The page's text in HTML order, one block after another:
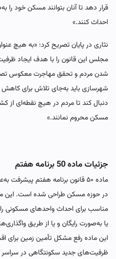
قرار دهد تا آنان بتوانند مسکن خود را
احداث کنند.»
نثاری در پایان تصریح کرد: «به هیچ
مجلس این قانون را با هدف ایجاد
شدن مردم و تحقق مهاجرت معکوس
شهرسازی باید به‌جای تلاش برای کاهش
دنبال کند تا مردم در هیچ نقطه‌ای از
مسکن محروم نمانند.»
جزئیات ماده 50 برنامه هفتم
ماده ۵۰ قانون برنامه هفتم
در حوزه مسکن طراحی شده است. این
مناسب برای احداث واحدهای مسکونی را
این ماده رفع مشکل تأمین زمین برای
ظرفیت‌های جدید سکونتگاهی در